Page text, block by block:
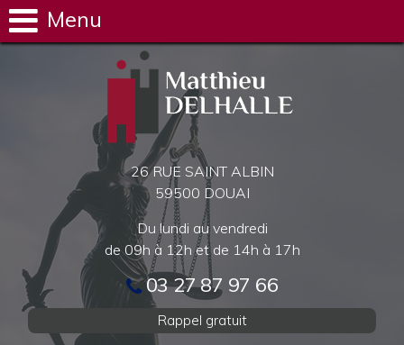
Menu
26 RUE SAINT ALBIN
59500 DOUAI
Du lundi au vendredi
de 09h à 12h et de 14h à 17h
03 27 87 97 66
Rappel gratuit